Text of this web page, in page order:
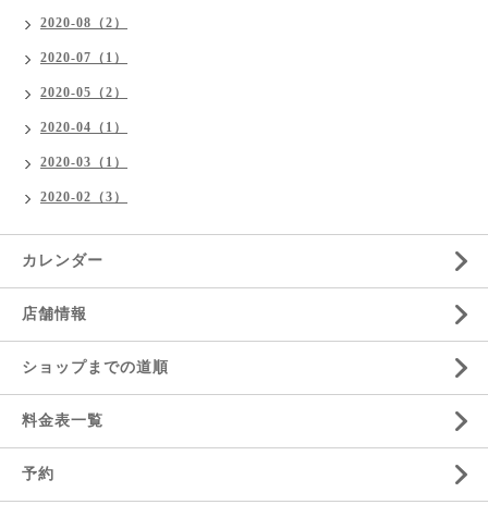
2020-08（2）
2020-07（1）
2020-05（2）
2020-04（1）
2020-03（1）
2020-02（3）
カレンダー
店舗情報
ショップまでの道順
料金表一覧
予約